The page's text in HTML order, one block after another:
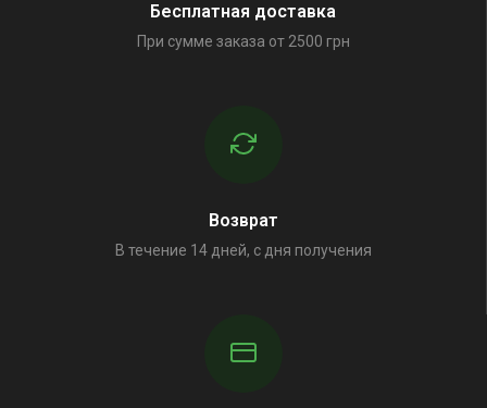
Бесплатная доставка
При сумме заказа от 2500 грн
Возврат
В течение 14 дней, с дня получения